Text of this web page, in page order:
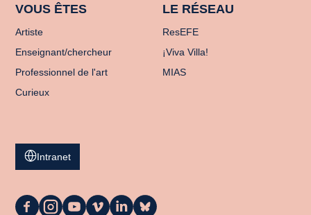
VOUS ÊTES
Artiste
Enseignant/chercheur
Professionnel de l'art
Curieux
LE RÉSEAU
ResEFE
¡Viva Villa!
MIAS
Intranet
La La La La La La